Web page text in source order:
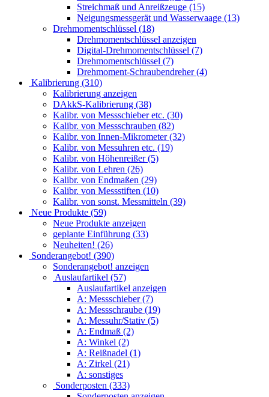
Streichmaß und Anreißzeuge (15)
Neigungsmessgerät und Wasserwaage (13)
Drehmomentschlüssel (18)
Drehmomentschlüssel anzeigen
Digital-Drehmomentschlüssel (7)
Drehmomentschlüssel (7)
Drehmoment-Schraubendreher (4)
Kalibrierung (310)
Kalibrierung anzeigen
DAkkS-Kalibrierung (38)
Kalibr. von Messschieber etc. (30)
Kalibr. von Messschrauben (82)
Kalibr. von Innen-Mikrometer (32)
Kalibr. von Messuhren etc. (19)
Kalibr. von Höhenreißer (5)
Kalibr. von Lehren (26)
Kalibr. von Endmaßen (29)
Kalibr. von Messstiften (10)
Kalibr. von sonst. Messmitteln (39)
Neue Produkte (59)
Neue Produkte anzeigen
geplante Einführung (33)
Neuheiten! (26)
Sonderangebot! (390)
Sonderangebot! anzeigen
Auslaufartikel (57)
Auslaufartikel anzeigen
A: Messschieber (7)
A: Messschraube (19)
A: Messuhr/Stativ (5)
A: Endmaß (2)
A: Winkel (2)
A: Reißnadel (1)
A: Zirkel (21)
A: sonstiges
Sonderposten (333)